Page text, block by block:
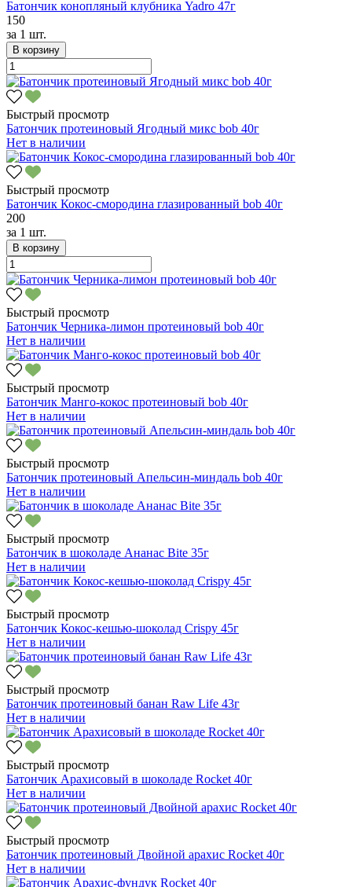
Батончик конопляный клубника Yadro 47г
150
за 1 шт.
В корзину
Быстрый просмотр
Батончик протеиновый Ягодный микс bob 40г
Нет в наличии
Быстрый просмотр
Батончик Кокос-смородина глазированный bob 40г
200
за 1 шт.
В корзину
Быстрый просмотр
Батончик Черника-лимон протеиновый bob 40г
Нет в наличии
Быстрый просмотр
Батончик Манго-кокос протеиновый bob 40г
Нет в наличии
Быстрый просмотр
Батончик протеиновый Апельсин-миндаль bob 40г
Нет в наличии
Быстрый просмотр
Батончик в шоколаде Ананас Bite 35г
Нет в наличии
Быстрый просмотр
Батончик Кокос-кешью-шоколад Crispy 45г
Нет в наличии
Быстрый просмотр
Батончик протеиновый банан Raw Life 43г
Нет в наличии
Быстрый просмотр
Батончик Арахисовый в шоколаде Rocket 40г
Нет в наличии
Быстрый просмотр
Батончик протеиновый Двойной арахис Rocket 40г
Нет в наличии